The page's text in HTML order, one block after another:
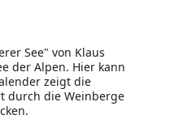
See" von Klaus
der Alpen. Hier kann
zeigt die
durch die Weinberge